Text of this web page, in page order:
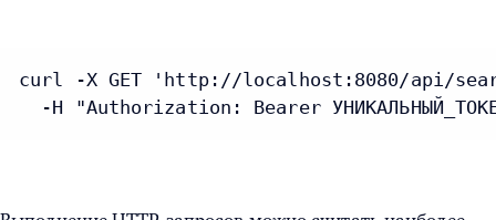
curl -X GET 'http://localhost:8080/api/
-H "Authorization: Bearer